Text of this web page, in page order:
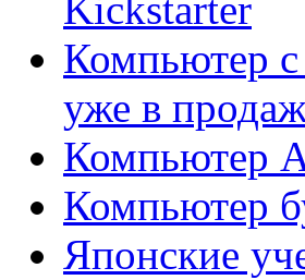
Компьютер
уже в
Компьютер
Компьютер
Японские